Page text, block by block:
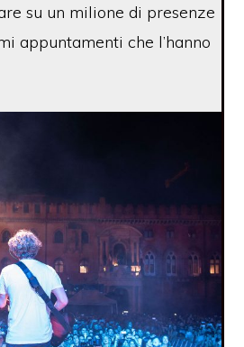
su un milione di presenze
appuntamenti che l’hanno